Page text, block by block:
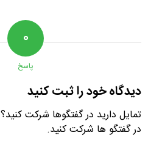
۰
پاسخ
دیدگاه خود را ثبت کنید
تمایل دارید در گفتگوها شرکت کنید؟
در گفتگو ها شرکت کنید.